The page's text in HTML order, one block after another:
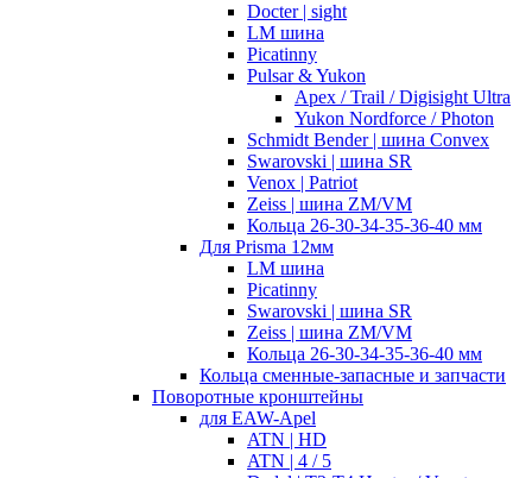
Docter | sight
LM шина
Picatinny
Pulsar & Yukon
Apex / Trail / Digisight Ultra
Yukon Nordforce / Photon
Schmidt Bender | шина Convex
Swarovski | шина SR
Venox | Patriot
Zeiss | шина ZM/VM
Кольца 26-30-34-35-36-40 мм
Для Prisma 12мм
LM шина
Picatinny
Swarovski | шина SR
Zeiss | шина ZM/VM
Кольца 26-30-34-35-36-40 мм
Кольца сменные-запасные и запчасти
Поворотные кронштейны
для EAW-Apel
ATN | HD
ATN | 4 / 5